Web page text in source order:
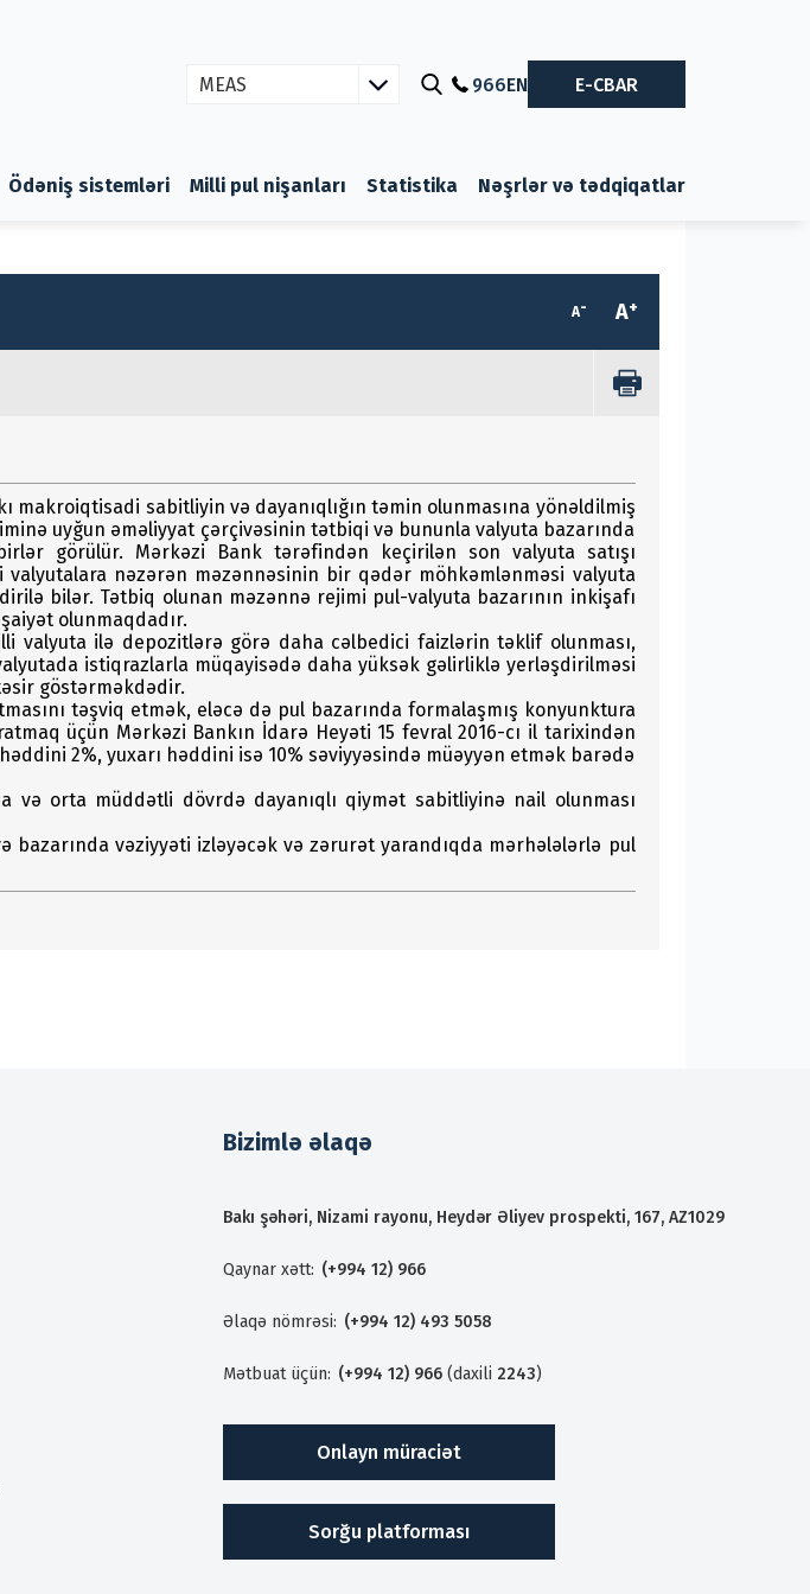
MEAS 966EN E-CBAR
Ödəniş sistemləri Milli pul nişanları Statistika Nəşrlər və tədqiqatlar
A- A+
makroiqtisadi sabitliyin və dayanıqlığın təmin olunmasına yönəldilmiş
uyğun əməliyyat çərçivəsinin tətbiqi və bununla valyuta bazarında
görülür. Mərkəzi Bank tərəfindən keçirilən son valyuta satışı
nəzərən məzənnəsinin bir qədər möhkəmlənməsi valyuta
bilər. Tətbiq olunan məzənnə rejimi pul-valyuta bazarının inkişafı
olunmaqdadır.
valyuta ilə depozitlərə görə daha cəlbedici faizlərin təklif olunması,
istiqrazlarla müqayisədə daha yüksək gəlirliklə yerləşdirilməsi
göstərməkdədir.
təşviq etmək, eləcə də pul bazarında formalaşmış konyunktura
üçün Mərkəzi Bankın İdarə Heyəti 15 fevral 2016-cı il tarixindən
2%, yuxarı həddini isə 10% səviyyəsində müəyyən etmək barədə
orta müddətli dövrdə dayanıqlı qiymət sabitliyinə nail olunması
vəziyyəti izləyəcək və zərurət yarandıqda mərhələlərlə pul
Bizimlə əlaqə
Bakı şəhəri, Nizami rayonu, Heydər Əliyev prospekti, 167, AZ1029
Qaynar xətt: (+994 12) 966
Əlaqə nömrəsi: (+994 12) 493 5058
Mətbuat üçün: (+994 12) 966 (daxili 2243)
Onlayn müraciət
Sorğu platforması